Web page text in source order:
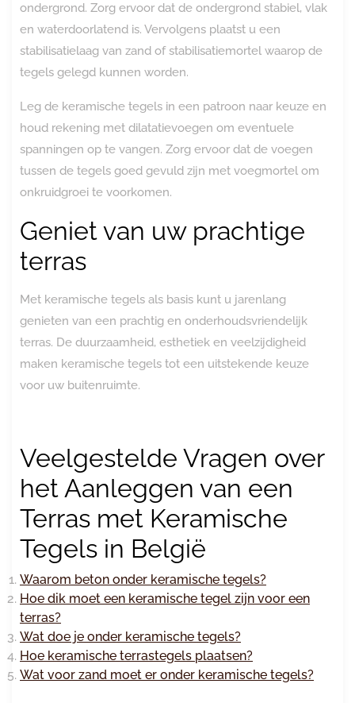
ondergrond. Zorg ervoor dat de ondergrond stabiel, vlak
en waterdoorlatend is. Vervolgens plaatst u een
stabilisatielaag van zand of stabilisatiemortel waarop de
tegels gelegd kunnen worden.
Leg de keramische tegels in een patroon naar keuze en
houd rekening met dilatatievoegen om eventuele
spanningen op te vangen. Zorg ervoor dat de voegen
tussen de tegels goed gevuld zijn met voegmortel om
onkruidgroei te voorkomen.
Geniet van uw prachtige
terras
Met keramische tegels als basis kunt u jarenlang
genieten van een prachtig en onderhoudsvriendelijk
terras. De duurzaamheid, esthetiek en veelzijdigheid
maken keramische tegels tot een uitstekende keuze
voor uw buitenruimte.
Veelgestelde Vragen over
het Aanleggen van een
Terras met Keramische
Tegels in België
Waarom beton onder keramische tegels?
Hoe dik moet een keramische tegel zijn voor een
terras?
Wat doe je onder keramische tegels?
Hoe keramische terrastegels plaatsen?
Wat voor zand moet er onder keramische tegels?